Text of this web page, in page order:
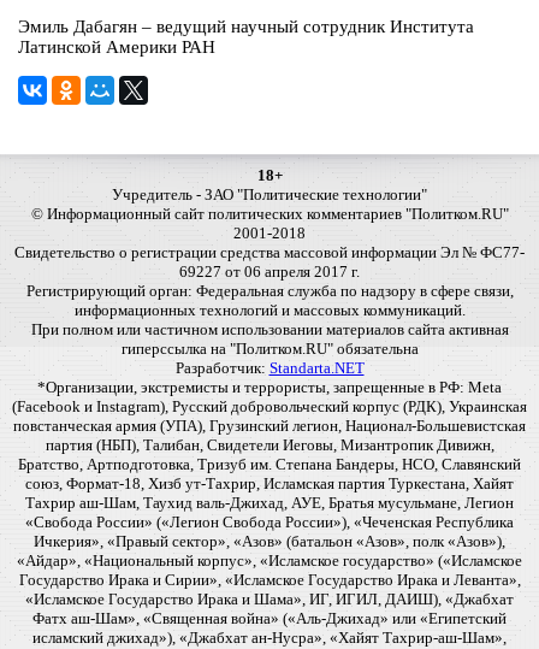
Эмиль Дабагян – ведущий научный сотрудник Института
Латинской Америки РАН
18+
Учредитель - ЗАО "Политические технологии"
© Информационный сайт политических комментариев "Политком.RU"
2001-2018
Свидетельство о регистрации средства массовой информации Эл № ФС77-
69227 от 06 апреля 2017 г.
Регистрирующий орган: Федеральная служба по надзору в сфере связи,
информационных технологий и массовых коммуникаций.
При полном или частичном использовании материалов сайта активная
гиперссылка на "Политком.RU" обязательна
Разработчик: Standarta.NET
*Организации, экстремисты и террористы, запрещенные в РФ: Meta
(Facebook и Instagram), Русский добровольческий корпус (РДК), Украинская
повстанческая армия (УПА), Грузинский легион, Национал-Большевистская
партия (НБП), Талибан, Свидетели Иеговы, Мизантропик Дивижн,
Братство, Артподготовка, Тризуб им. Степана Бандеры, НСО, Славянский
союз, Формат-18, Хизб ут-Тахрир, Исламская партия Туркестана, Хайят
Тахрир аш-Шам, Таухид валь-Джихад, АУЕ, Братья мусульмане, Легион
«Свобода России» («Легион Свобода России»), «Чеченская Республика
Ичкерия», «Правый сектор», «Азов» (батальон «Азов», полк «Азов»),
«Айдар», «Национальный корпус», «Исламское государство» («Исламское
Государство Ирака и Сирии», «Исламское Государство Ирака и Леванта»,
«Исламское Государство Ирака и Шама», ИГ, ИГИЛ, ДАИШ), «Джабхат
Фатх аш-Шам», «Священная война» («Аль-Джихад» или «Египетский
исламский джихад»), «Джабхат ан-Нусра», «Хайят Тахрир-аш-Шам»,